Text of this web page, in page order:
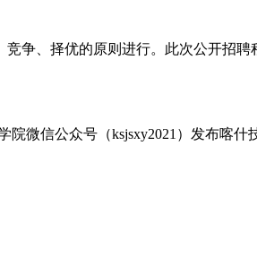
、择优的原则进行。此次公开招聘
信公众号（ksjsxy2021）发布喀什